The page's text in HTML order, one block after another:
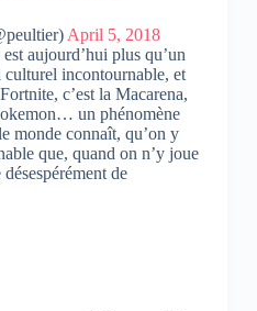
April 5, 2018
aujourd’hui plus qu’un
culturel incontournable, et
c’est la Macarena,
un phénomène
monde connaît, qu’on y
que, quand on n’y joue
de